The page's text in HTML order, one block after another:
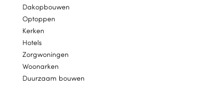
Dakopbouwen
Optoppen
Kerken
Hotels
Zorgwoningen
Woonarken
Duurzaam bouwen